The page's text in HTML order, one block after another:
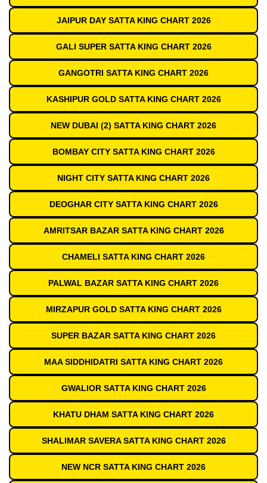
JAIPUR DAY SATTA KING CHART 2026
GALI SUPER SATTA KING CHART 2026
GANGOTRI SATTA KING CHART 2026
KASHIPUR GOLD SATTA KING CHART 2026
NEW DUBAI (2) SATTA KING CHART 2026
BOMBAY CITY SATTA KING CHART 2026
NIGHT CITY SATTA KING CHART 2026
DEOGHAR CITY SATTA KING CHART 2026
AMRITSAR BAZAR SATTA KING CHART 2026
CHAMELI SATTA KING CHART 2026
PALWAL BAZAR SATTA KING CHART 2026
MIRZAPUR GOLD SATTA KING CHART 2026
SUPER BAZAR SATTA KING CHART 2026
MAA SIDDHIDATRI SATTA KING CHART 2026
GWALIOR SATTA KING CHART 2026
KHATU DHAM SATTA KING CHART 2026
SHALIMAR SAVERA SATTA KING CHART 2026
NEW NCR SATTA KING CHART 2026